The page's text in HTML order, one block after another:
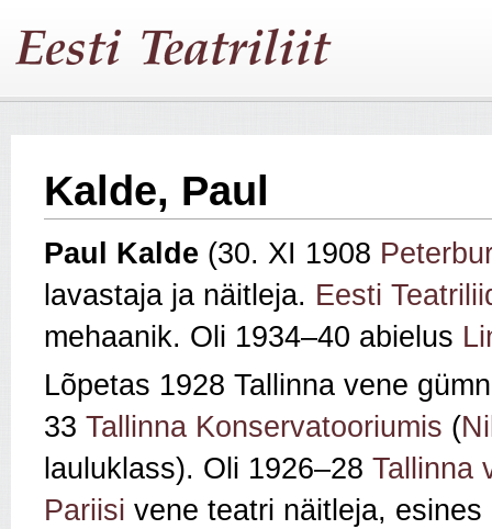
Kalde, Paul
Paul Kalde (30. XI 1908
lavastaja ja näitleja. Eesti
mehaanik. Oli 1934–40 abielus
Lõpetas 1928 Tallinna vene
33 Tallinna Konservatooriumis (
lauluklass). Oli 1926–28 Tallinna
Pariisi vene teatri näitleja,